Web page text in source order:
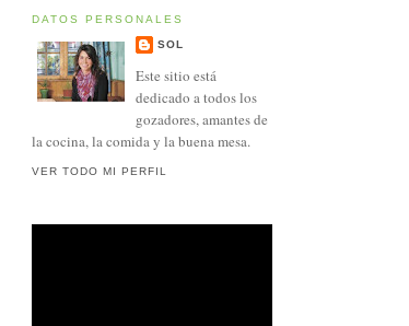
DATOS PERSONALES
SOL
Este sitio está
dedicado a todos los
gozadores, amantes de
la cocina, la comida y la buena mesa.
VER TODO MI PERFIL